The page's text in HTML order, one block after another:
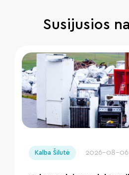
Susijusios
Kalba Šilutė 2026-08-06